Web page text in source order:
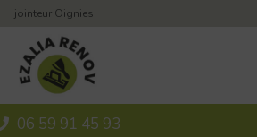
jointeur Oignies
06 59 91 45 93
cookies